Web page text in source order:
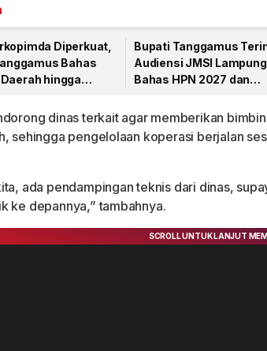
Diperkuat,
Bahas
hingga
Bupati Tanggamus
Audiensi JMSI Lampung,
Bahas HPN 2027 dan
dinas terkait agar memberikan
sehingga pengelolaan koperasi berjalan
ada pendampingan teknis dari dinas,
ke depannya,” tambahnya.